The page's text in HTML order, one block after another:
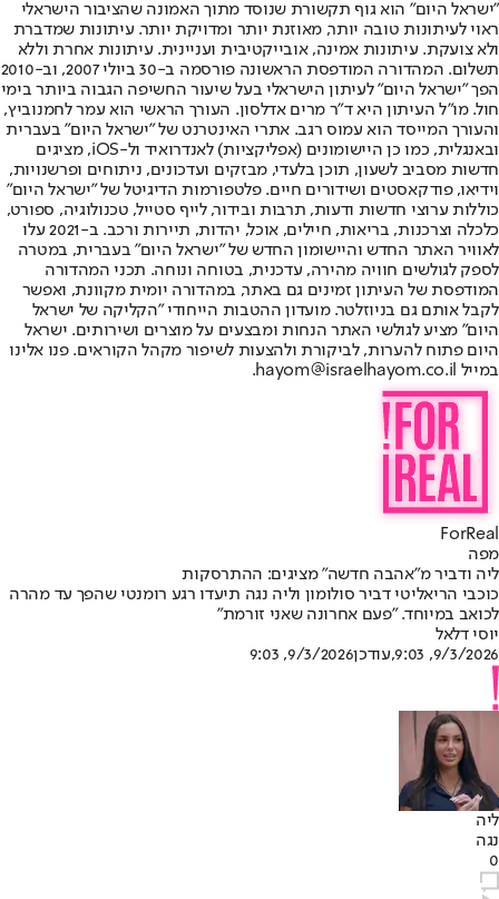
"ישראל היום" הוא גוף תקשורת שנוסד מתוך האמונה שהציבור הישראלי
ראוי לעיתונות טובה יותר, מאוזנת יותר ומדויקת יותר. עיתונות שמדברת
ולא צועקת. עיתונות אמינה, אובייקטיבית ועניינית. עיתונות אחרת וללא
תשלום. המהדורה המודפסת הראשונה פורסמה ב-30 ביולי 2007, וב-2010
הפך "ישראל היום" לעיתון הישראלי בעל שיעור החשיפה הגבוה ביותר בימי
חול. מו"ל העיתון היא ד"ר מרים אדלסון. העורך הראשי הוא עמר לחמנוביץ,
והעורך המייסד הוא עמוס רגב. אתרי האינטרנט של "ישראל היום" בעברית
ובאנגלית, כמו כן היישומונים (אפליקציות) לאנדרואיד ול-iOS, מציגים
חדשות מסביב לשעון, תוכן בלעדי, מבזקים ועדכונים, ניתוחים ופרשנויות,
וידיאו, פודקאסטים ושידורים חיים. פלטפורמות הדיגיטל של "ישראל היום"
כוללות ערוצי חדשות ודעות, תרבות ובידור, לייף סטייל, טכנולוגיה, ספורט,
כלכלה וצרכנות, בריאות, חיילים, אוכל, יהדות, תיירות ורכב. ב-2021 עלו
לאוויר האתר החדש והיישומון החדש של "ישראל היום" בעברית, במטרה
לספק לגולשים חוויה מהירה, עדכנית, בטוחה ונוחה. תכני המהדורה
המודפסת של העיתון זמינים גם באתר, במהדורה יומית מקוונת, ואפשר
לקבל אותם גם בניוזלטר. מועדון ההטבות הייחודי "הקליקה של ישראל
היום" מציע לגולשי האתר הנחות ומבצעים על מוצרים ושירותים. ישראל
היום פתוח להערות, לביקורת ולהצעות לשיפור מקהל הקוראים. פנו אלינו
במייל hayom@israelhayom.co.il.
ForReal
מפה
ליה ודביר מ"אהבה חדשה" מציגים: ההתרסקות
כוכבי הריאליטי דביר סולומון וליה נגה תיעדו רגע רומנטי שהפך עד מהרה
לכואב במיוחד. "פעם אחרונה שאני זורמת"
יוסי דלאל
9/3/2026, 9:03
,עודכן9/3/2026, 9:03
ליה
נגה
0